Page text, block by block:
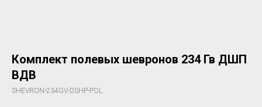
Комплект полевых шевронов 234 Гв ДШП
ВДВ
SHEVRON-234GV-DSHP-POL